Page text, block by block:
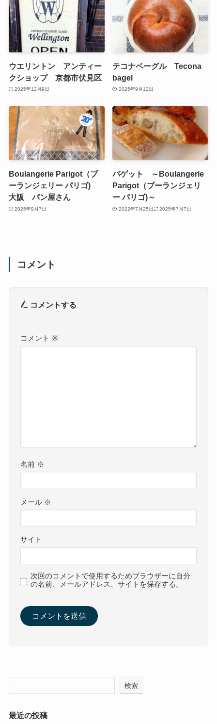
ウエリントン アンティー
クショップ 京都市伏見区
2025年12月9日
テコナベーグル Tecona
bagel
2025年9月12日
Boulangerie Parigot（ブ
ーランジェリー パリゴ)
大阪 パン屋さん
2025年9月7日
バゲット ～Boulangerie
Parigot（ブーランジェリ
ー パリゴ)～
2022年7月25日 2025年7月7日
コメント
コメントする
コメント ※
名前 ※
メール ※
サイト
次回のコメントで使用するためブラウザーに自分
の名前、メールアドレス、サイトを保存する。
検索
最近の投稿